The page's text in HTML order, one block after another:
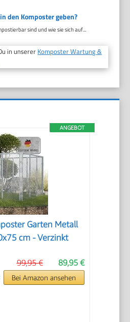
den Komposter geben?
sind und wie sie sich auf...
in unserer Komposter Wartung &
ANGEBOT
Garten Metall
cm - Verzinkt
89,95 €
99,95 €
Bei Amazon ansehen